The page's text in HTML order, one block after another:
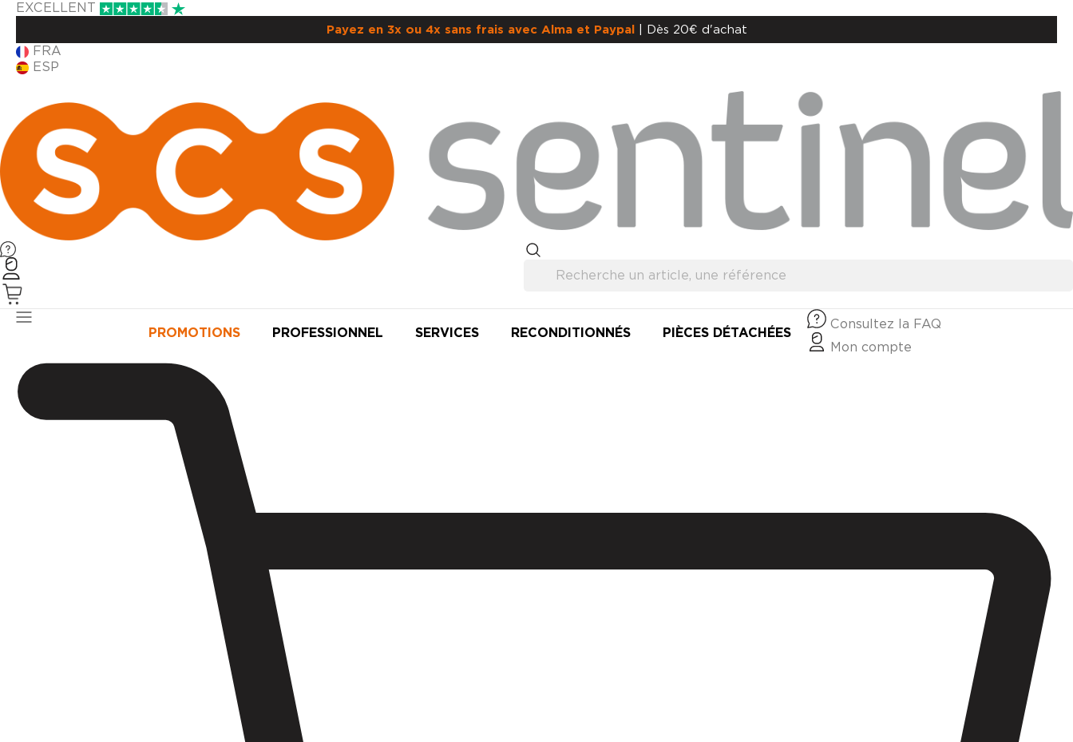
EXCELLENT
Payez en 3x ou 4x sans frais avec Alma et Paypal| Dès 20€ d'achat
FRA
ESP
PROMOTIONS PROFESSIONNEL SERVICES RECONDITIONNÉS PIÈCES DÉTACHÉES
Consultez la FAQ
Mon compte